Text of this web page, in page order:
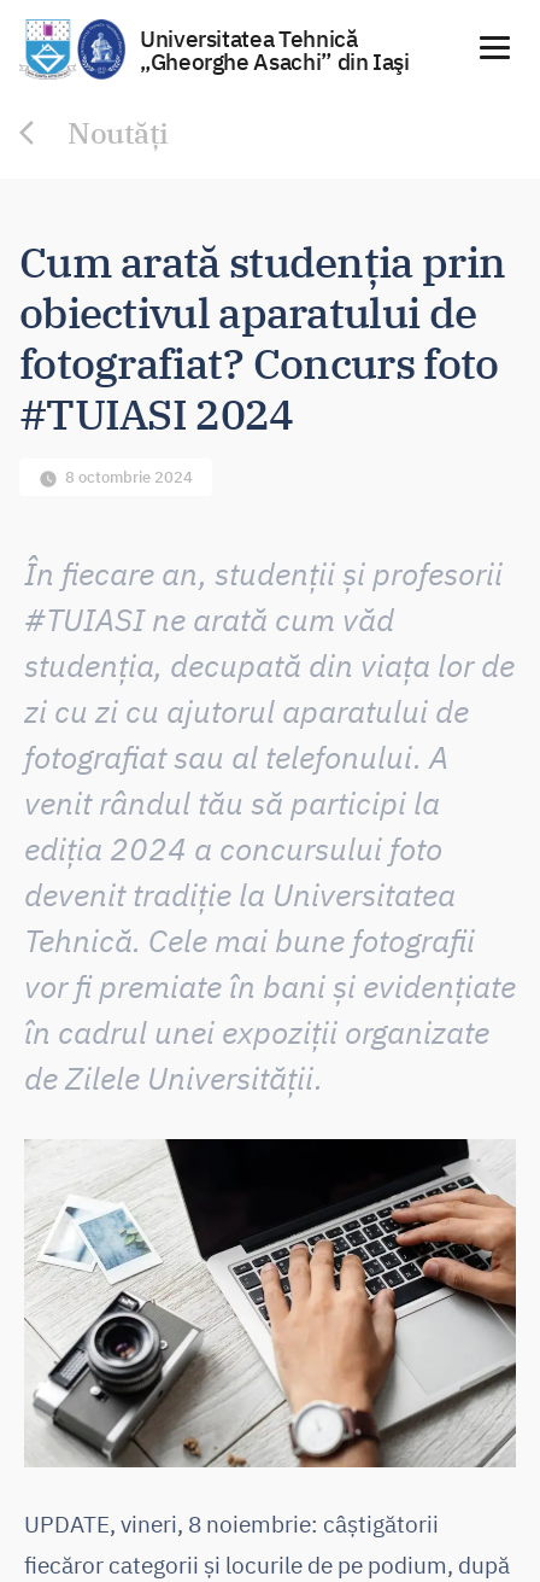
Universitatea Tehnică
„Gheorghe Asachi” din Iaşi
Noutăți
Cum arată studenția prin
obiectivul aparatului de
fotografiat? Concurs foto
#TUIASI 2024
8 octombrie 2024
În fiecare an, studenții și profesorii
#TUIASI ne arată cum văd
studenția, decupată din viața lor de
zi cu zi cu ajutorul aparatului de
fotografiat sau al telefonului. A
venit rândul tău să participi la
ediția 2024 a concursului foto
devenit tradiție la Universitatea
Tehnică. Cele mai bune fotografii
vor fi premiate în bani și evidențiate
în cadrul unei expoziții organizate
de Zilele Universității.
UPDATE, vineri, 8 noiembrie: câștigătorii
fiecăror categorii și locurile de pe podium, după